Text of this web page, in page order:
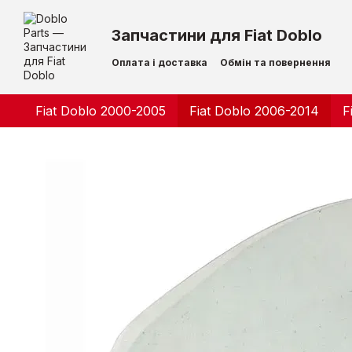
Перейти до основного контенту
Запчастини для Fiat Doblo
Оплата і доставка
Обмін та повернення
Fiat Doblo 2000-2005 Fiat Doblo 2006-2014